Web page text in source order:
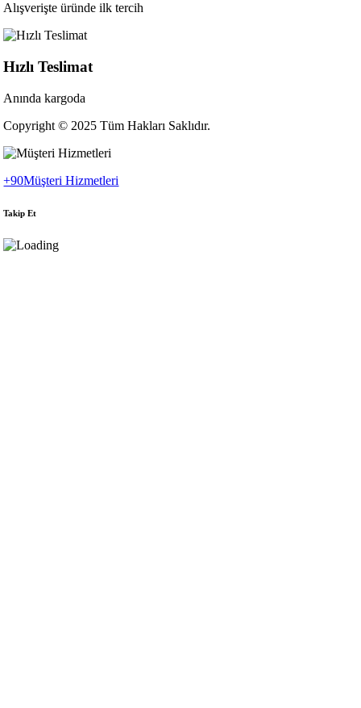
Alışverişte üründe ilk tercih
Hızlı Teslimat
Anında kargoda
Copyright © 2025 Tüm Hakları Saklıdır.
+90Müşteri Hizmetleri
Takip Et